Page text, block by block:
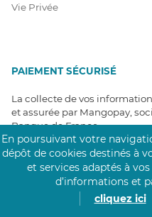
Vie Privée
PAIEMENT SÉCURISÉ
La collecte de vos
et assurée par Mangopay,
Banque de France.
En poursuivant votre
dépôt de cookies destinés à
et services adaptés à
d’informations et
cliquez ici